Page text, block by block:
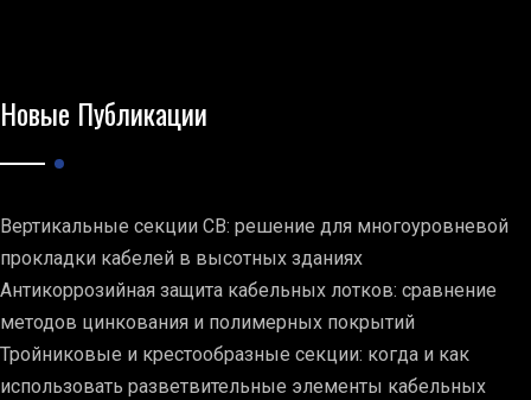
Новые Публикации
Вертикальные секции СВ: решение для многоуровневой
прокладки кабелей в высотных зданиях
Антикоррозийная защита кабельных лотков: сравнение
методов цинкования и полимерных покрытий
Тройниковые и крестообразные секции: когда и как
использовать разветвительные элементы кабельных